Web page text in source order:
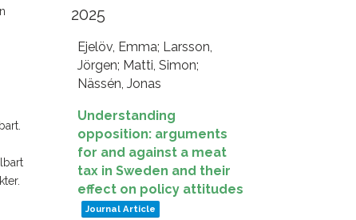
2025
Ejelöv, Emma; Larsson,
Jörgen; Matti, Simon;
Nässén, Jonas
Understanding
opposition: arguments
for and against a meat
tax in Sweden and their
effect on policy attitudes
Journal Article